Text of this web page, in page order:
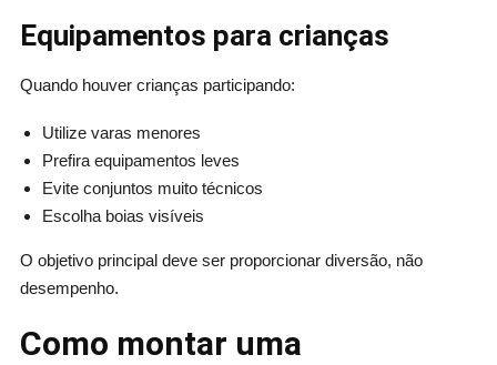
Equipamentos para crianças
Quando houver crianças participando:
Utilize varas menores
Prefira equipamentos leves
Evite conjuntos muito técnicos
Escolha boias visíveis
O objetivo principal deve ser proporcionar diversão, não
desempenho.
Como montar uma